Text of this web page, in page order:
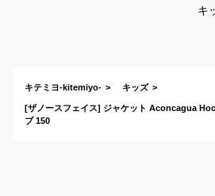
キ
キテミヨ-kitemiyo- キッズ
[ザノースフェイス] ジャケット Aconcagua
ブ 150